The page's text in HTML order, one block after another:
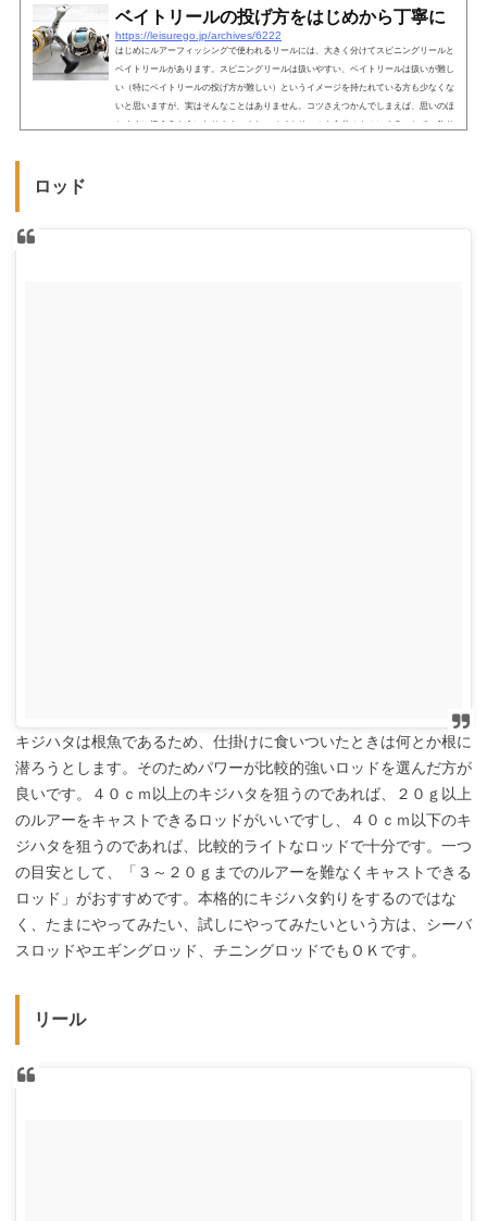
ベイトリールの投げ方をはじめから丁寧に
https://leisurego.jp/archives/6222
はじめにルアーフィッシングで使われるリールには、大きく分けてスピニングリールと
ベイトリールがあります。スピニングリールは扱いやすい、ベイトリールは扱いが難し
い（特にベイトリールの投げ方が難しい）というイメージを持たれている方も少なくな
いと思いますが、実はそんなことはありません。コツさえつかんでしまえば、思いのほ
かすぐに扱えるようになります。また、ベイトリールを自分のものにすることで、釣り
ロッド
キジハタは根魚であるため、仕掛けに食いついたときは何とか根に
潜ろうとします。そのためパワーが比較的強いロッドを選んだ方が
良いです。４０ｃｍ以上のキジハタを狙うのであれば、２０ｇ以上
のルアーをキャストできるロッドがいいですし、４０ｃｍ以下のキ
ジハタを狙うのであれば、比較的ライトなロッドで十分です。一つ
の目安として、「３～２０ｇまでのルアーを難なくキャストできる
ロッド」がおすすめです。本格的にキジハタ釣りをするのではな
く、たまにやってみたい、試しにやってみたいという方は、シーバ
スロッドやエギングロッド、チニングロッドでもＯＫです。
リール